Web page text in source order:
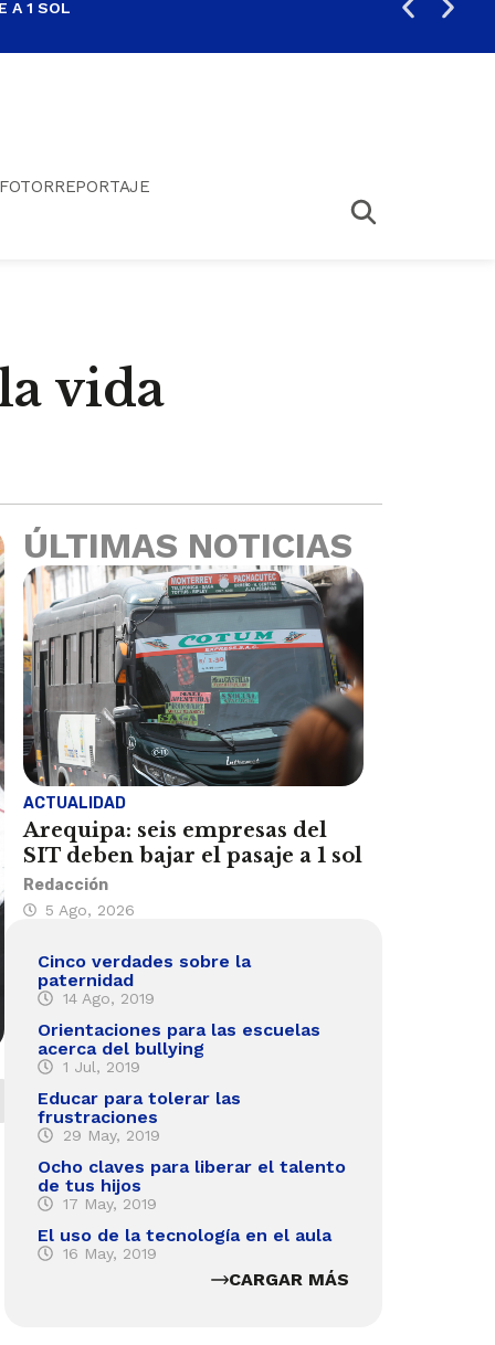
A 1 SOL
vida
ÚLTIMAS NOTICIAS
ACTUALIDAD
Arequipa: seis empresas del
SIT deben bajar el pasaje a 1 sol
Redacción
5 Ago, 2026
Cinco verdades sobre la
paternidad
14 Ago, 2019
Orientaciones para las escuelas
acerca del bullying
1 Jul, 2019
Educar para tolerar las
frustraciones
29 May, 2019
Ocho claves para liberar el talento
de tus hijos
17 May, 2019
El uso de la tecnología en el aula
16 May, 2019
CARGAR MÁS